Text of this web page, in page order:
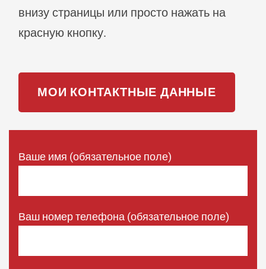
внизу страницы или просто нажать на
красную кнопку.
МОИ КОНТАКТНЫЕ ДАННЫЕ
Ваше имя (обязательное поле)
Ваш номер телефона (обязательное поле)